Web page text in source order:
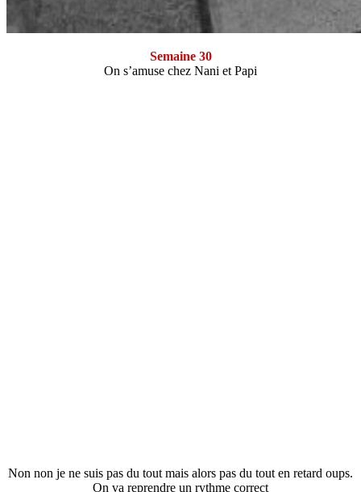
Semaine 30
On s’amuse chez Nani et Papi
Non non je ne suis pas du tout mais alors pas du tout en retard oups.
On va reprendre un rythme correct